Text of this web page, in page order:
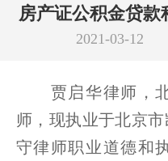
积金贷款程序是怎
房产证公积金贷款
证
2021-03-12
贾启华律师，北
师，现执业于北京
守律师职业道德和